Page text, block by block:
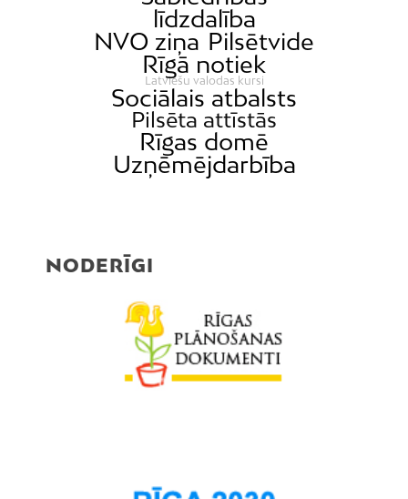
līdzdalība
NVO ziņa Pilsētvide
Rīgā notiek
Latviešu valodas kursi
Sociālais atbalsts
Pilsēta attīstās
Rīgas domē
Uzņēmējdarbība
NODERĪGI